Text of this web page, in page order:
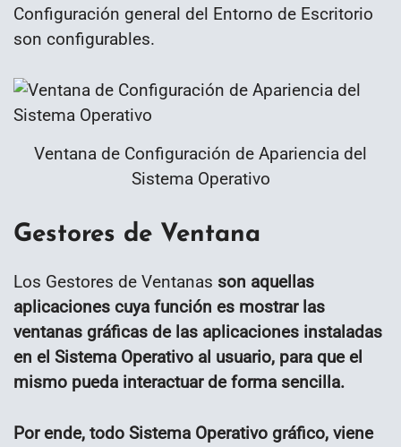
Configuración general del Entorno de Escritorio
son configurables.
Ventana de Configuración de Apariencia del
Sistema Operativo
Gestores de Ventana
Los Gestores de Ventanas son aquellas
aplicaciones cuya función es mostrar las
ventanas gráficas de las aplicaciones instaladas
en el Sistema Operativo al usuario, para que el
mismo pueda interactuar de forma sencilla.
Por ende, todo Sistema Operativo gráfico, viene